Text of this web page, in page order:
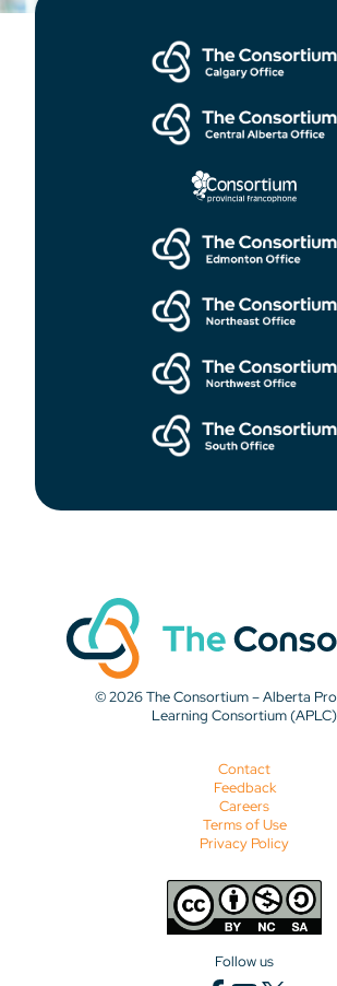
© 2026 The Consortium – Alberta
Learning Consortium (APLC)
Contact
Feedback
Careers
Terms of Use
Privacy Policy
Follow us